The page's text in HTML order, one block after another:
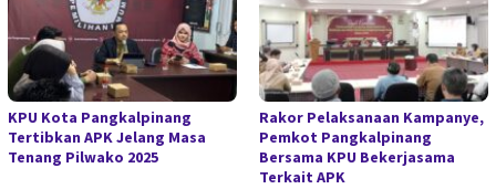
KPU Kota Pangkalpinang
Tertibkan APK Jelang Masa
Tenang Pilwako 2025
Rakor Pelaksanaan Kampanye,
Pemkot Pangkalpinang
Bersama KPU Bekerjasama
Terkait APK